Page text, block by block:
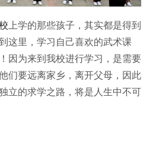
上学的那些孩子，其实都是得到
这里，学习自己喜欢的武术课
因为来到我校进行学习，是需要
们要远离家乡，离开父母，因此
立的求学之路，将是人生中不可